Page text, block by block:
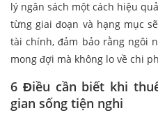
lý ngân sách một cách hiệu
từng giai đoạn và hạng mục
tài chính, đảm bảo rằng ngôi
mong đợi mà không lo về chi
6 Điều cần biết khi
gian sống tiện nghi